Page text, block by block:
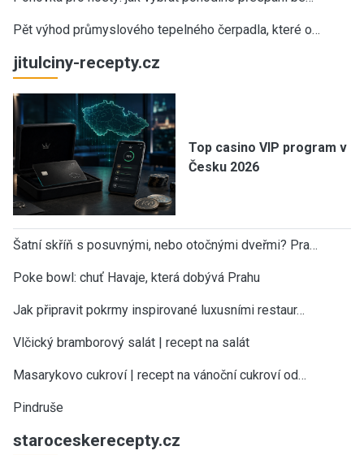
Pět výhod průmyslového tepelného čerpadla, které o…
jitulciny-recepty.cz
Top casino VIP program v
Česku 2026
Šatní skříň s posuvnými, nebo otočnými dveřmi? Pra…
Poke bowl: chuť Havaje, která dobývá Prahu
Jak připravit pokrmy inspirované luxusními restaur…
Vlčický bramborový salát | recept na salát
Masarykovo cukroví | recept na vánoční cukroví od…
Pindruše
staroceskerecepty.cz